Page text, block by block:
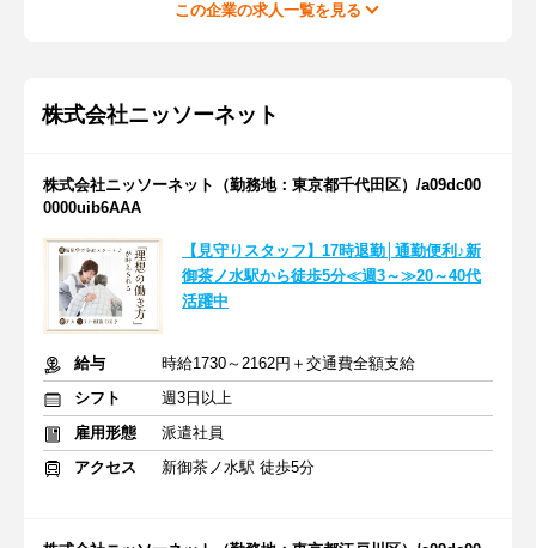
この企業の求人一覧を見る
株式会社ニッソーネット
株式会社ニッソーネット（勤務地：東京都千代田区）/a09dc00
0000uib6AAA
【見守りスタッフ】17時退勤│通勤便利♪新
御茶ノ水駅から徒歩5分≪週3～≫20～40代
活躍中
給与
時給1730～2162円＋交通費全額支給
シフト
週3日以上
雇用形態
派遣社員
アクセス
新御茶ノ水駅 徒歩5分